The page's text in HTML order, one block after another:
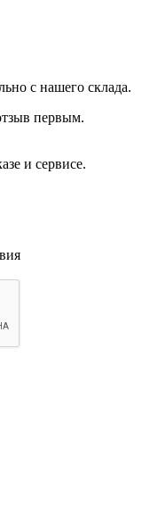
с нашего склада.
первым.
и сервисе.